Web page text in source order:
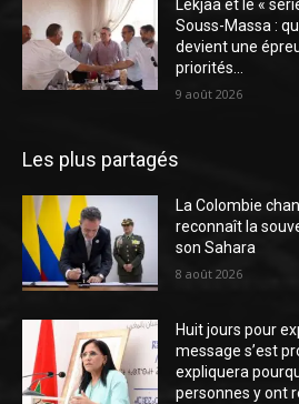
Lekjaa et le «
Souss-Massa :
devient une
priorités...
9 août 2026
Les plus partagés
La Colombie
reconnaît la
son Sahara
8 août 2026
Huit jours pour
message s’est
expliquera
personnes y ont